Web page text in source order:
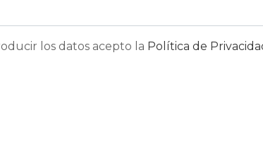
los datos acepto la Política de